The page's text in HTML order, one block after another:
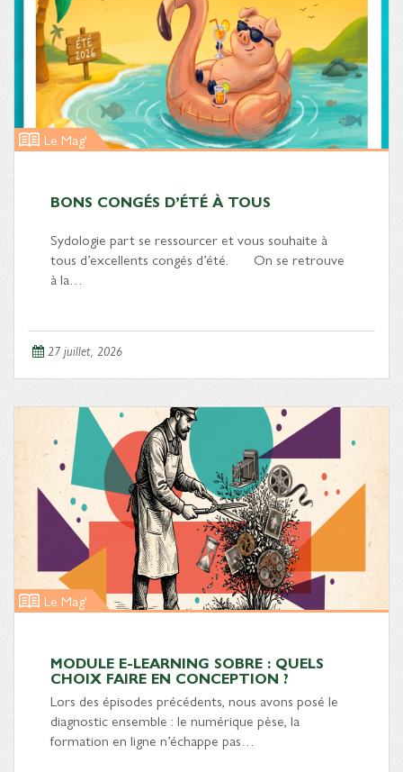
Le Mag'
BONS CONGÉS D’ÉTÉ À TOUS
Sydologie part se ressourcer et vous souhaite à
tous d’excellents congés d’été. On se retrouve
à la…
27 juillet, 2026
Le Mag'
MODULE E-LEARNING SOBRE : QUELS
CHOIX FAIRE EN CONCEPTION ?
Lors des épisodes précédents, nous avons posé le
diagnostic ensemble : le numérique pèse, la
formation en ligne n’échappe pas…